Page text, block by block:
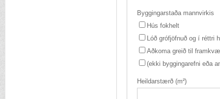
Byggingarstaða mannvirkis
Hús fokhelt
Lóð grófjöfnuð og í réttri
Aðkoma greið til
(ekki byggingarefni eða
Heildarstærð (m²)